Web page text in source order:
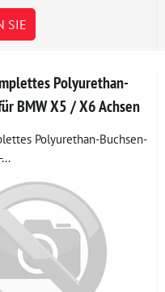
SIE
Polyurethan-
BMW X5 / X6 Achsen
Polyurethan-Buchsen-